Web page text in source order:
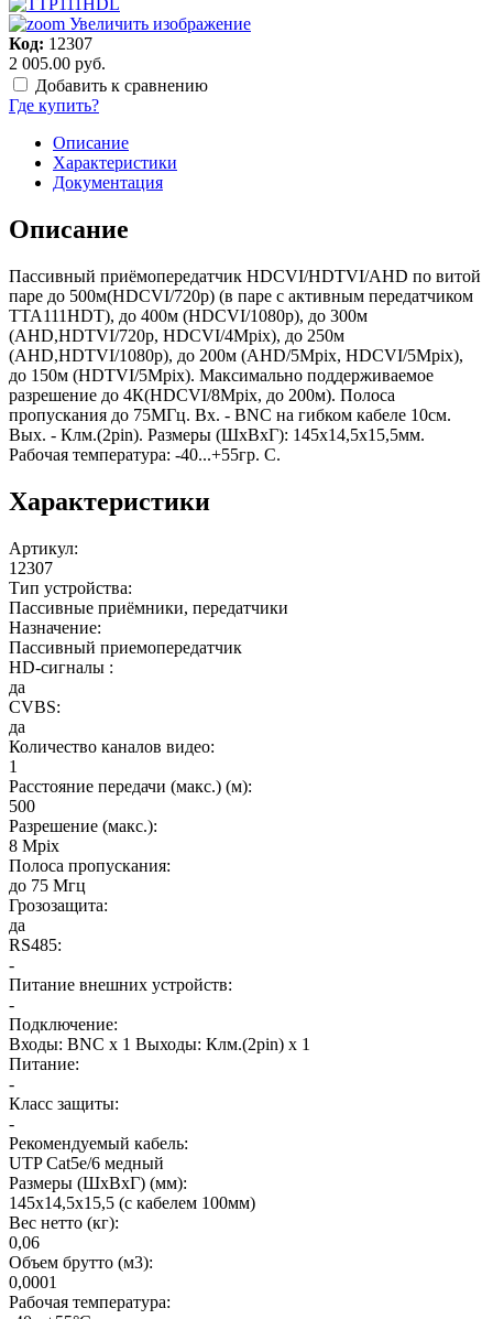
Увеличить изображение
Код: 12307
2 005.00 руб.
Добавить к сравнению
Где купить?
Описание
Характеристики
Документация
Описание
Пассивный приёмопередатчик HDCVI/HDTVI/AHD по витой
паре до 500м(HDCVI/720p) (в паре с активным передатчиком
TTA111HDT), до 400м (HDCVI/1080р), до 300м
(AHD,HDTVI/720p, HDCVI/4Mpix), до 250м
(AHD,HDTVI/1080p), до 200м (AHD/5Mpix, HDCVI/5Mpix),
до 150м (HDTVI/5Mpix). Максимально поддерживаемое
разрешение до 4К(HDCVI/8Mpix, до 200м). Полоса
пропускания до 75МГц. Вх. - BNC на гибком кабеле 10см.
Вых. - Клм.(2pin). Размеры (ШxВxГ): 145х14,5х15,5мм.
Рабочая температура: -40...+55гр. С.
Характеристики
Артикул:
12307
Тип устройства:
Пассивные приёмники, передатчики
Назначение:
Пассивный приемопередатчик
HD-сигналы :
да
CVBS:
да
Количество каналов видео:
1
Расстояние передачи (макс.) (м):
500
Разрешение (макс.):
8 Mpix
Полоса пропускания:
до 75 Мгц
Грозозащита:
да
RS485:
-
Питание внешних устройств:
-
Подключение:
Входы: BNC x 1 Выходы: Клм.(2pin) х 1
Питание:
-
Класс защиты:
-
Рекомендуемый кабель:
UTP Cat5e/6 медный
Размеры (ШхВхГ) (мм):
145х14,5х15,5 (с кабелем 100мм)
Вес нетто (кг):
0,06
Объем брутто (м3):
0,0001
Рабочая температура: